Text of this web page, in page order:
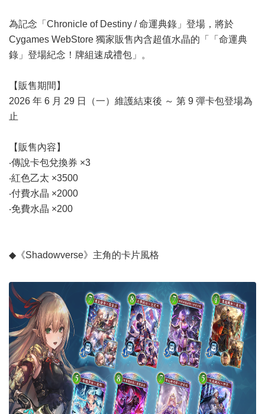
為記念「Chronicle of Destiny / 命運典錄」登場，將於
Cygames WebStore 獨家販售內含超值水晶的「「命運典
錄」登場紀念！牌組速成禮包」。
【販售期間】
2026 年 6 月 29 日（一）維護結束後 ～ 第 9 彈卡包登場為
止
【販售內容】
‧傳說卡包兌換券 ×3
‧紅色乙太 ×3500
‧付費水晶 ×2000
‧免費水晶 ×200
◆《Shadowverse》主角的卡片風格